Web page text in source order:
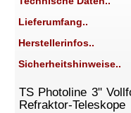
Lieferumfang..
Herstellerinfos..
Sicherheitshinweise..
TS Photoline 3"
Refraktor-Teleskope